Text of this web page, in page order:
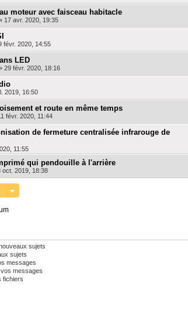
moteur avec faisceau habitacle
17 avr. 2020, 19:35
févr. 2020, 14:55
LED
29 févr. 2020, 18:16
2019, 16:50
et route en même temps
févr. 2020, 11:44
de fermeture centralisée infrarouge de
11:55
qui pendouille à l'arrière
oct. 2019, 18:38
sujets
sujets
messages
messages
fichiers